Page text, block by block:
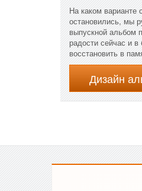
На каком
остановились, мы
выпускной альбом
радости сейчас и
восстановить в
Дизайн